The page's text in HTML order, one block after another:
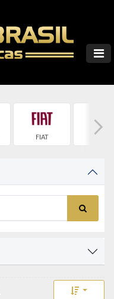
FIAT
Toggle